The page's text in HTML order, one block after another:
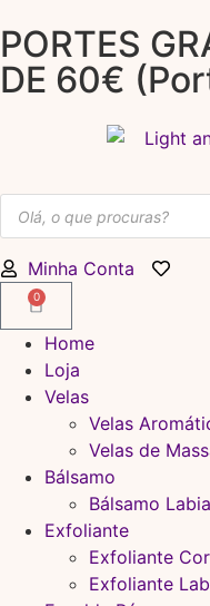
PORTES
DE 60€
Minha Conta
0
Home
Loja
Velas
Velas
Velas de
Bálsamo
Bálsamo
Exfoliante
Exfoliante
Exfoliante